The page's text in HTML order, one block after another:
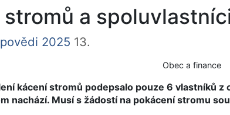
stromů a
2025 13.
Obec a finance
kácení stromů podepsalo pouze 6 vlastníků
nachází. Musí s žádostí na pokácení stromu